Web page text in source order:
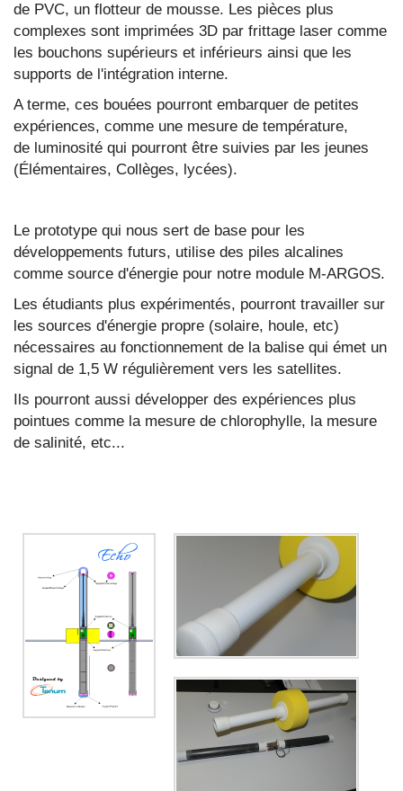
de PVC, un flotteur de mousse. Les pièces plus
complexes sont imprimées 3D par frittage laser comme
les bouchons supérieurs et inférieurs ainsi que les
supports de l'intégration interne.
A terme, ces bouées pourront embarquer de petites
expériences, comme une mesure de température,
de luminosité qui pourront être suivies par les jeunes
(Élémentaires, Collèges, lycées).
Le prototype qui nous sert de base pour les
développements futurs, utilise des piles alcalines
comme source d'énergie pour notre module M-ARGOS.
Les étudiants plus expérimentés, pourront travailler sur
les sources d'énergie propre (solaire, houle, etc)
nécessaires au fonctionnement de la balise qui émet un
signal de 1,5 W régulièrement vers les satellites.
Ils pourront aussi développer des expériences plus
pointues comme la mesure de chlorophylle, la mesure
de salinité, etc...